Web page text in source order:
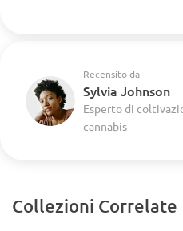
Recensito da
Sylvia Johnson
Esperto di
cannabis
Collezioni Correlate